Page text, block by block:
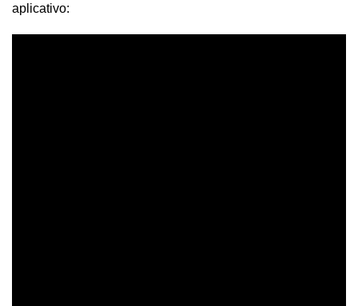
aplicativo: